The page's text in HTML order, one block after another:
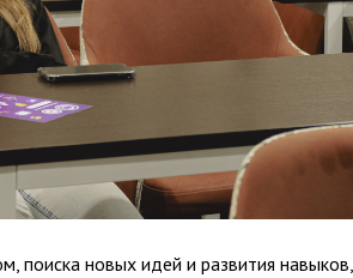
поиска новых идей и развития